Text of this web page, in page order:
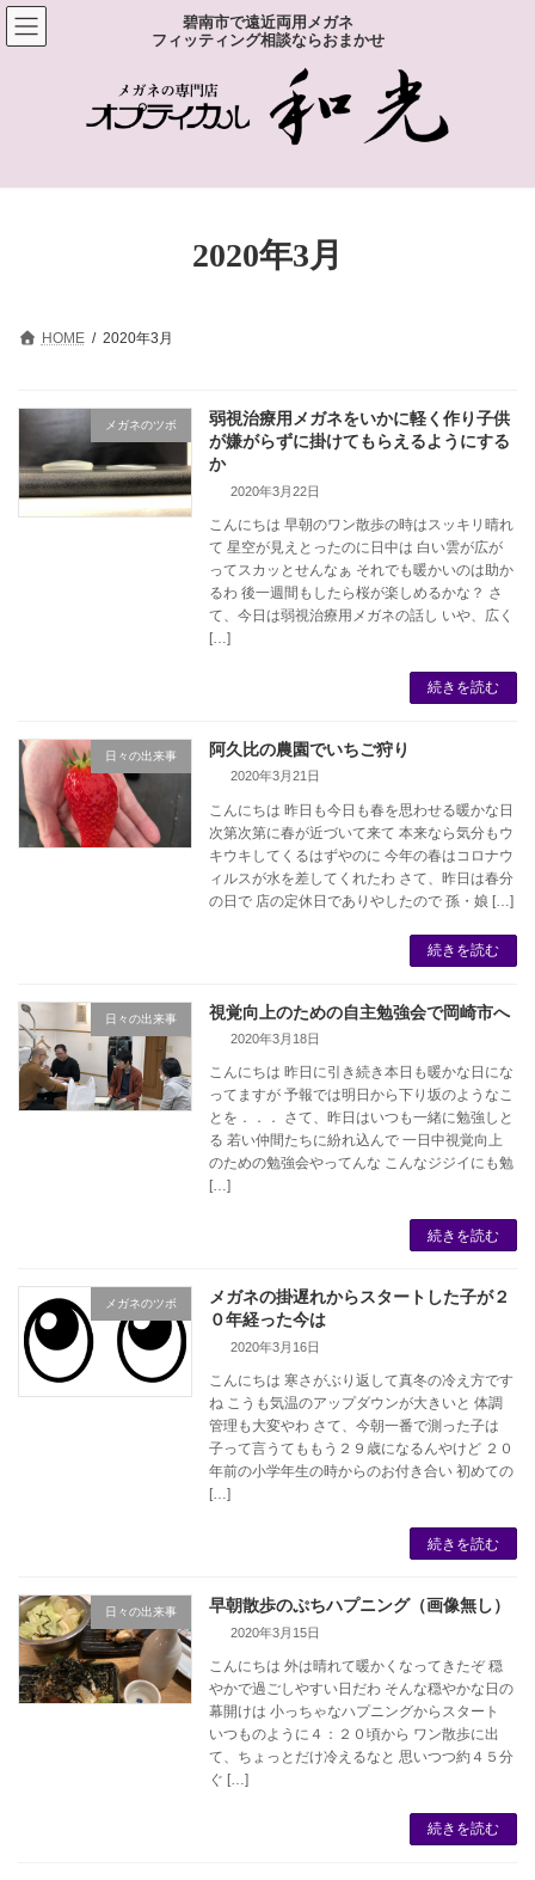
コ
ン
テ
ナ
ビ
ゲ
碧南市で遠近両用メガネ
フィッティング相談ならおまかせ
2020年3月
HOME 2020年3月
メガネのツボ
弱視治療用メガネをいかに軽く作り子供
が嫌がらずに掛けてもらえるようにする
か
2020年3月22日
こんにちは 早朝のワン散歩の時はスッキリ晴れ
て 星空が見えとったのに日中は 白い雲が広が
ってスカッとせんなぁ それでも暖かいのは助か
るわ 後一週間もしたら桜が楽しめるかな？ さ
て、今日は弱視治療用メガネの話し いや、広く
[…]
続きを読む
日々の出来事 阿久比の農園でいちご狩り
2020年3月21日
こんにちは 昨日も今日も春を思わせる暖かな日
次第次第に春が近づいて来て 本来なら気分もウ
キウキしてくるはずやのに 今年の春はコロナウ
ィルスが水を差してくれたわ さて、昨日は春分
の日で 店の定休日でありやしたので 孫・娘 […]
続きを読む
日々の出来事 視覚向上のための自主勉強会で岡崎市へ
2020年3月18日
こんにちは 昨日に引き続き本日も暖かな日にな
ってますが 予報では明日から下り坂のようなこ
とを．．． さて、昨日はいつも一緒に勉強しと
る 若い仲間たちに紛れ込んで 一日中視覚向上
のための勉強会やってんな こんなジジイにも勉
[…]
続きを読む
メガネのツボ
メガネの掛遅れからスタートした子が２
０年経った今は
2020年3月16日
こんにちは 寒さがぶり返して真冬の冷え方です
ね こうも気温のアップダウンが大きいと 体調
管理も大変やわ さて、今朝一番で測った子は
子って言うてももう２９歳になるんやけど ２０
年前の小学年生の時からのお付き合い 初めての
[…]
続きを読む
日々の出来事 早朝散歩のぷちハプニング（画像無し）
2020年3月15日
こんにちは 外は晴れて暖かくなってきたぞ 穏
やかで過ごしやすい日だわ そんな穏やかな日の
幕開けは 小っちゃなハプニングからスタート
いつものように４：２０頃から ワン散歩に出
て、ちょっとだけ冷えるなと 思いつつ約４５分
ぐ […]
続きを読む